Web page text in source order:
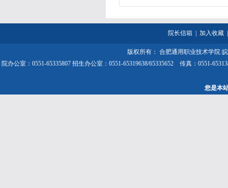
院长信箱 加入收藏
版权所有： 合肥通用职业技术学院
院办公室：0551-65335807 招生办公室：0551-65319638/65335652 传真：0551-
您是本